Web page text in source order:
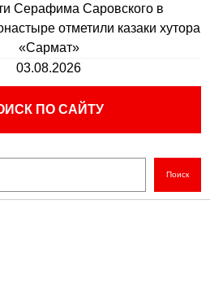
Серафима Саровского в
отметили казаки хутора
«Сармат»
03.08.2026
ПО САЙТУ
Поиск